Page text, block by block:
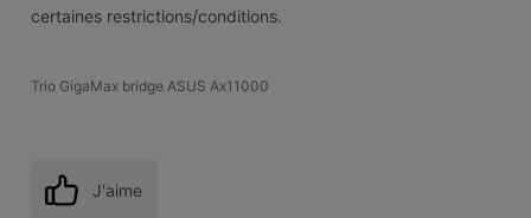
certaines restrictions/conditions.
Trio GigaMax bridge ASUS Ax11000
J'aime